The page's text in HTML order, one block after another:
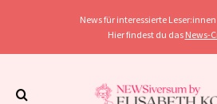
News für interessierte
Hier findest du das News-